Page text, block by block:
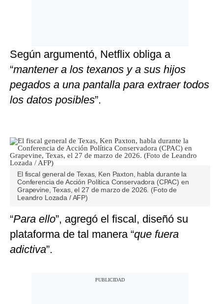
Según argumentó, Netflix obliga a
“mantener a los texanos y a sus hijos
pegados a una pantalla para extraer todos
los datos posibles”.
El fiscal general de Texas, Ken Paxton, habla durante la
Conferencia de Acción Política Conservadora (CPAC) en
Grapevine, Texas, el 27 de marzo de 2026. (Foto de
Leandro Lozada / AFP)
“Para ello”, agregó el fiscal, diseñó su
plataforma de tal manera “que fuera
adictiva”.